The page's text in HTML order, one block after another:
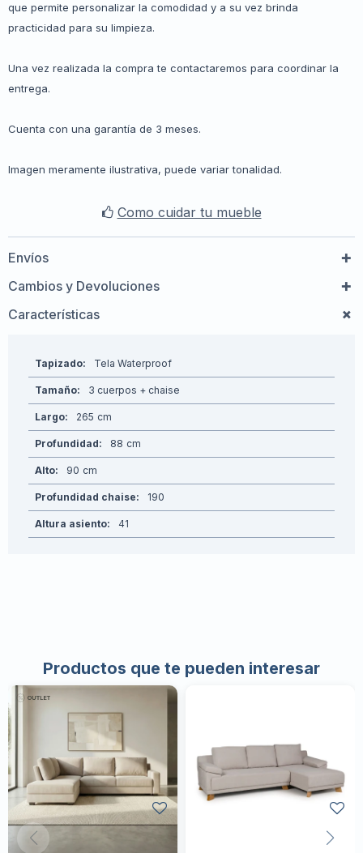
que permite personalizar la comodidad y a su vez brinda
practicidad para su limpieza.
Una vez realizada la compra te contactaremos para coordinar la
entrega.
Cuenta con una garantía de 3 meses.
Imagen meramente ilustrativa, puede variar tonalidad.
Como cuidar tu mueble
Envíos
Cambios y Devoluciones
Características
Tapizado Tela Waterproof
Tamaño 3 cuerpos + chaise
Largo 265
Profundidad 88
Alto 90
Profundidad chaise 190
Altura asiento 41
Productos que te pueden interesar